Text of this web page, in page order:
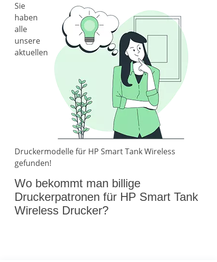
Sie
haben
alle
unsere
aktuellen
Druckermodelle für HP Smart Tank Wireless
gefunden!
Wo bekommt man billige
Druckerpatronen für HP Smart Tank
Wireless Drucker?